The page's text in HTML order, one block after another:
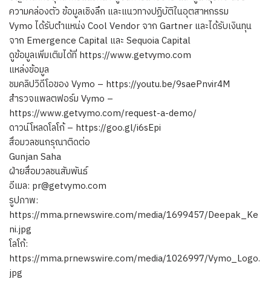
ความคล่องตัว ข้อมูลเชิงลึก และแนวทางปฏิบัติในอุตสาหกรรม
Vymo ได้รับตำแหน่ง Cool Vendor จาก Gartner และได้รับเงินทุน
จาก Emergence Capital และ Sequoia Capital
ดูข้อมูลเพิ่มเติมได้ที่ https://www.getvymo.com
แหล่งข้อมูล
ชมคลิปวิดีโอของ Vymo – https://youtu.be/9saePnvir4M
สำรวจแพลตฟอร์ม Vymo –
https://www.getvymo.com/request-a-demo/
ดาวน์โหลดโลโก้ – https://goo.gl/i6sEpi
สื่อมวลชนกรุณาติดต่อ
Gunjan Saha
ฝ่ายสื่อมวลชนสัมพันธ์
อีเมล: pr@getvymo.com
รูปภาพ:
https://mma.prnewswire.com/media/1699457/Deepak_Ke
ni.jpg
โลโก้:
https://mma.prnewswire.com/media/1026997/Vymo_Logo.
jpg